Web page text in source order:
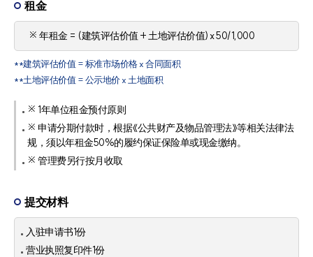
租金
※ 年租金 = (建筑评估价值 + 土地评估价值) x 50/1,000
**建筑评估价值 = 标准市场价格 x 合同面积
**土地评估价值 = 公示地价 x 土地面积
※ 1年单位租金预付原则
※ 申请分期付款时，根据《公共财产及物品管理法》等相关法律法
规，须以年租金50%的履约保证保险单或现金缴纳。
※ 管理费另行按月收取
提交材料
入驻申请书1份
营业执照复印件1份